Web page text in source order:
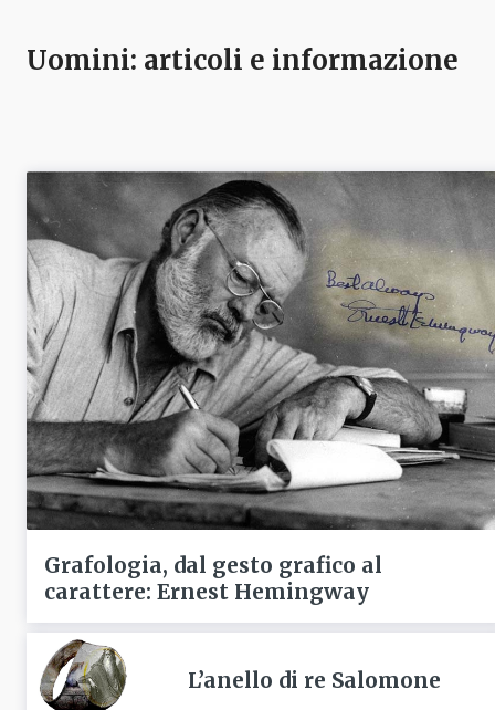
Uomini: articoli e informazione
Grafologia, dal gesto grafico al
carattere: Ernest Hemingway
L’anello di re Salomone